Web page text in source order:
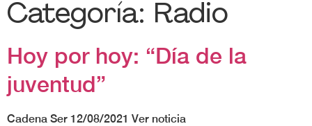
Categoría: Radio
Hoy por hoy: “Día de la
juventud”
Cadena Ser 12/08/2021 Ver noticia